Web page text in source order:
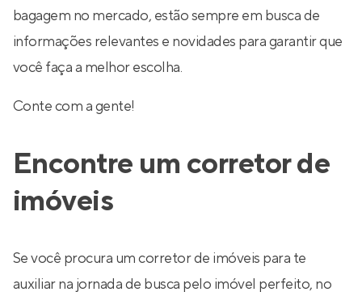
bagagem no mercado, estão sempre em busca de
informações relevantes e novidades para garantir que
você faça a melhor escolha.
Conte com a gente!
Encontre um corretor de
imóveis
Se você procura um corretor de imóveis para te
auxiliar na jornada de busca pelo imóvel perfeito, no